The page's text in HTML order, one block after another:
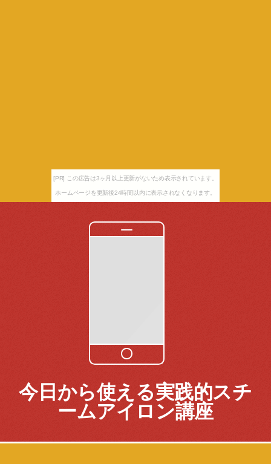
[PR] この広告は3ヶ月以上更新がないため表示されています。
ホームページを更新後24時間以内に表示されなくなります。
今日から使える実践的スチ
ームアイロン講座